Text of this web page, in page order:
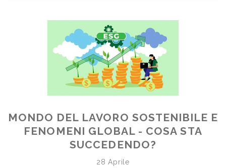
MONDO DEL LAVORO SOSTENIBILE E
FENOMENI GLOBAL - COSA STA
SUCCEDENDO?
28 Aprile